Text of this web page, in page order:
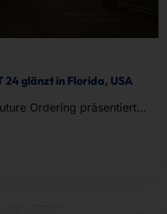
24 glänzt in Florida, USA
Ordering präsentierte
Casual Restaurants
dem